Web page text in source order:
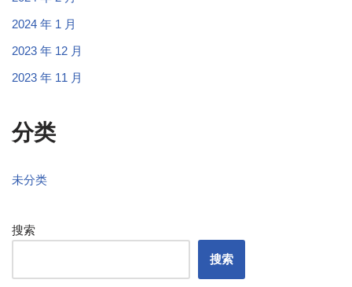
2024 年 1 月
2023 年 12 月
2023 年 11 月
分类
未分类
搜索
搜索